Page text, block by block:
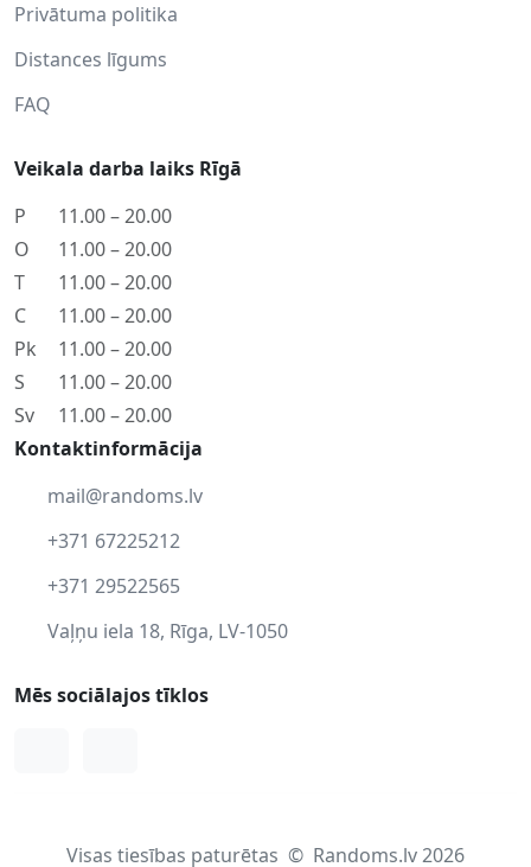
Privātuma politika
Distances līgums
FAQ
Veikala darba laiks Rīgā
P
11.00 – 20.00
O
11.00 – 20.00
T
11.00 – 20.00
C
11.00 – 20.00
Pk
11.00 – 20.00
S
11.00 – 20.00
Sv
11.00 – 20.00
Kontaktinformācija
mail@randoms.lv
+371 67225212
+371 29522565
Vaļņu iela 18, Rīga, LV-1050
Mēs sociālajos tīklos
Visas tiesības paturētas © Randoms.lv 2026